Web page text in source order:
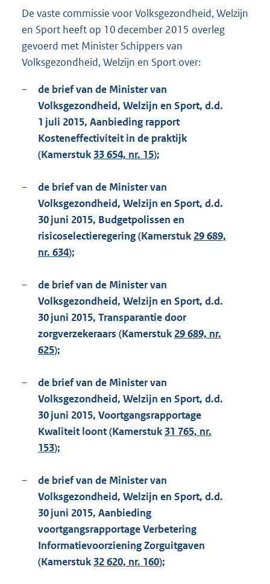
9
De vaste commissie voor Volksgezondheid, Welzijn
en Sport heeft op 10 december 2015 overleg
gevoerd met Minister Schippers van
Volksgezondheid, Welzijn en Sport over:
–
de brief van de Minister van
Volksgezondheid, Welzijn en Sport, d.d.
1 juli 2015, Aanbieding rapport
Kosteneffectiviteit in de praktijk
(Kamerstuk 33 654, nr. 15);
–
de brief van de Minister van
Volksgezondheid, Welzijn en Sport, d.d.
30 juni 2015, Budgetpolissen en
risicoselectieregering (Kamerstuk 29 689,
nr. 634);
–
de brief van de Minister van
Volksgezondheid, Welzijn en Sport, d.d.
30 juni 2015, Transparantie door
zorgverzekeraars (Kamerstuk 29 689, nr.
625);
–
de brief van de Minister van
Volksgezondheid, Welzijn en Sport, d.d.
30 juni 2015, Voortgangsrapportage
Kwaliteit loont (Kamerstuk 31 765, nr.
153);
–
de brief van de Minister van
Volksgezondheid, Welzijn en Sport, d.d.
30 juni 2015, Aanbieding
voortgangsrapportage Verbetering
Informatievoorziening Zorguitgaven
(Kamerstuk 32 620, nr. 160);